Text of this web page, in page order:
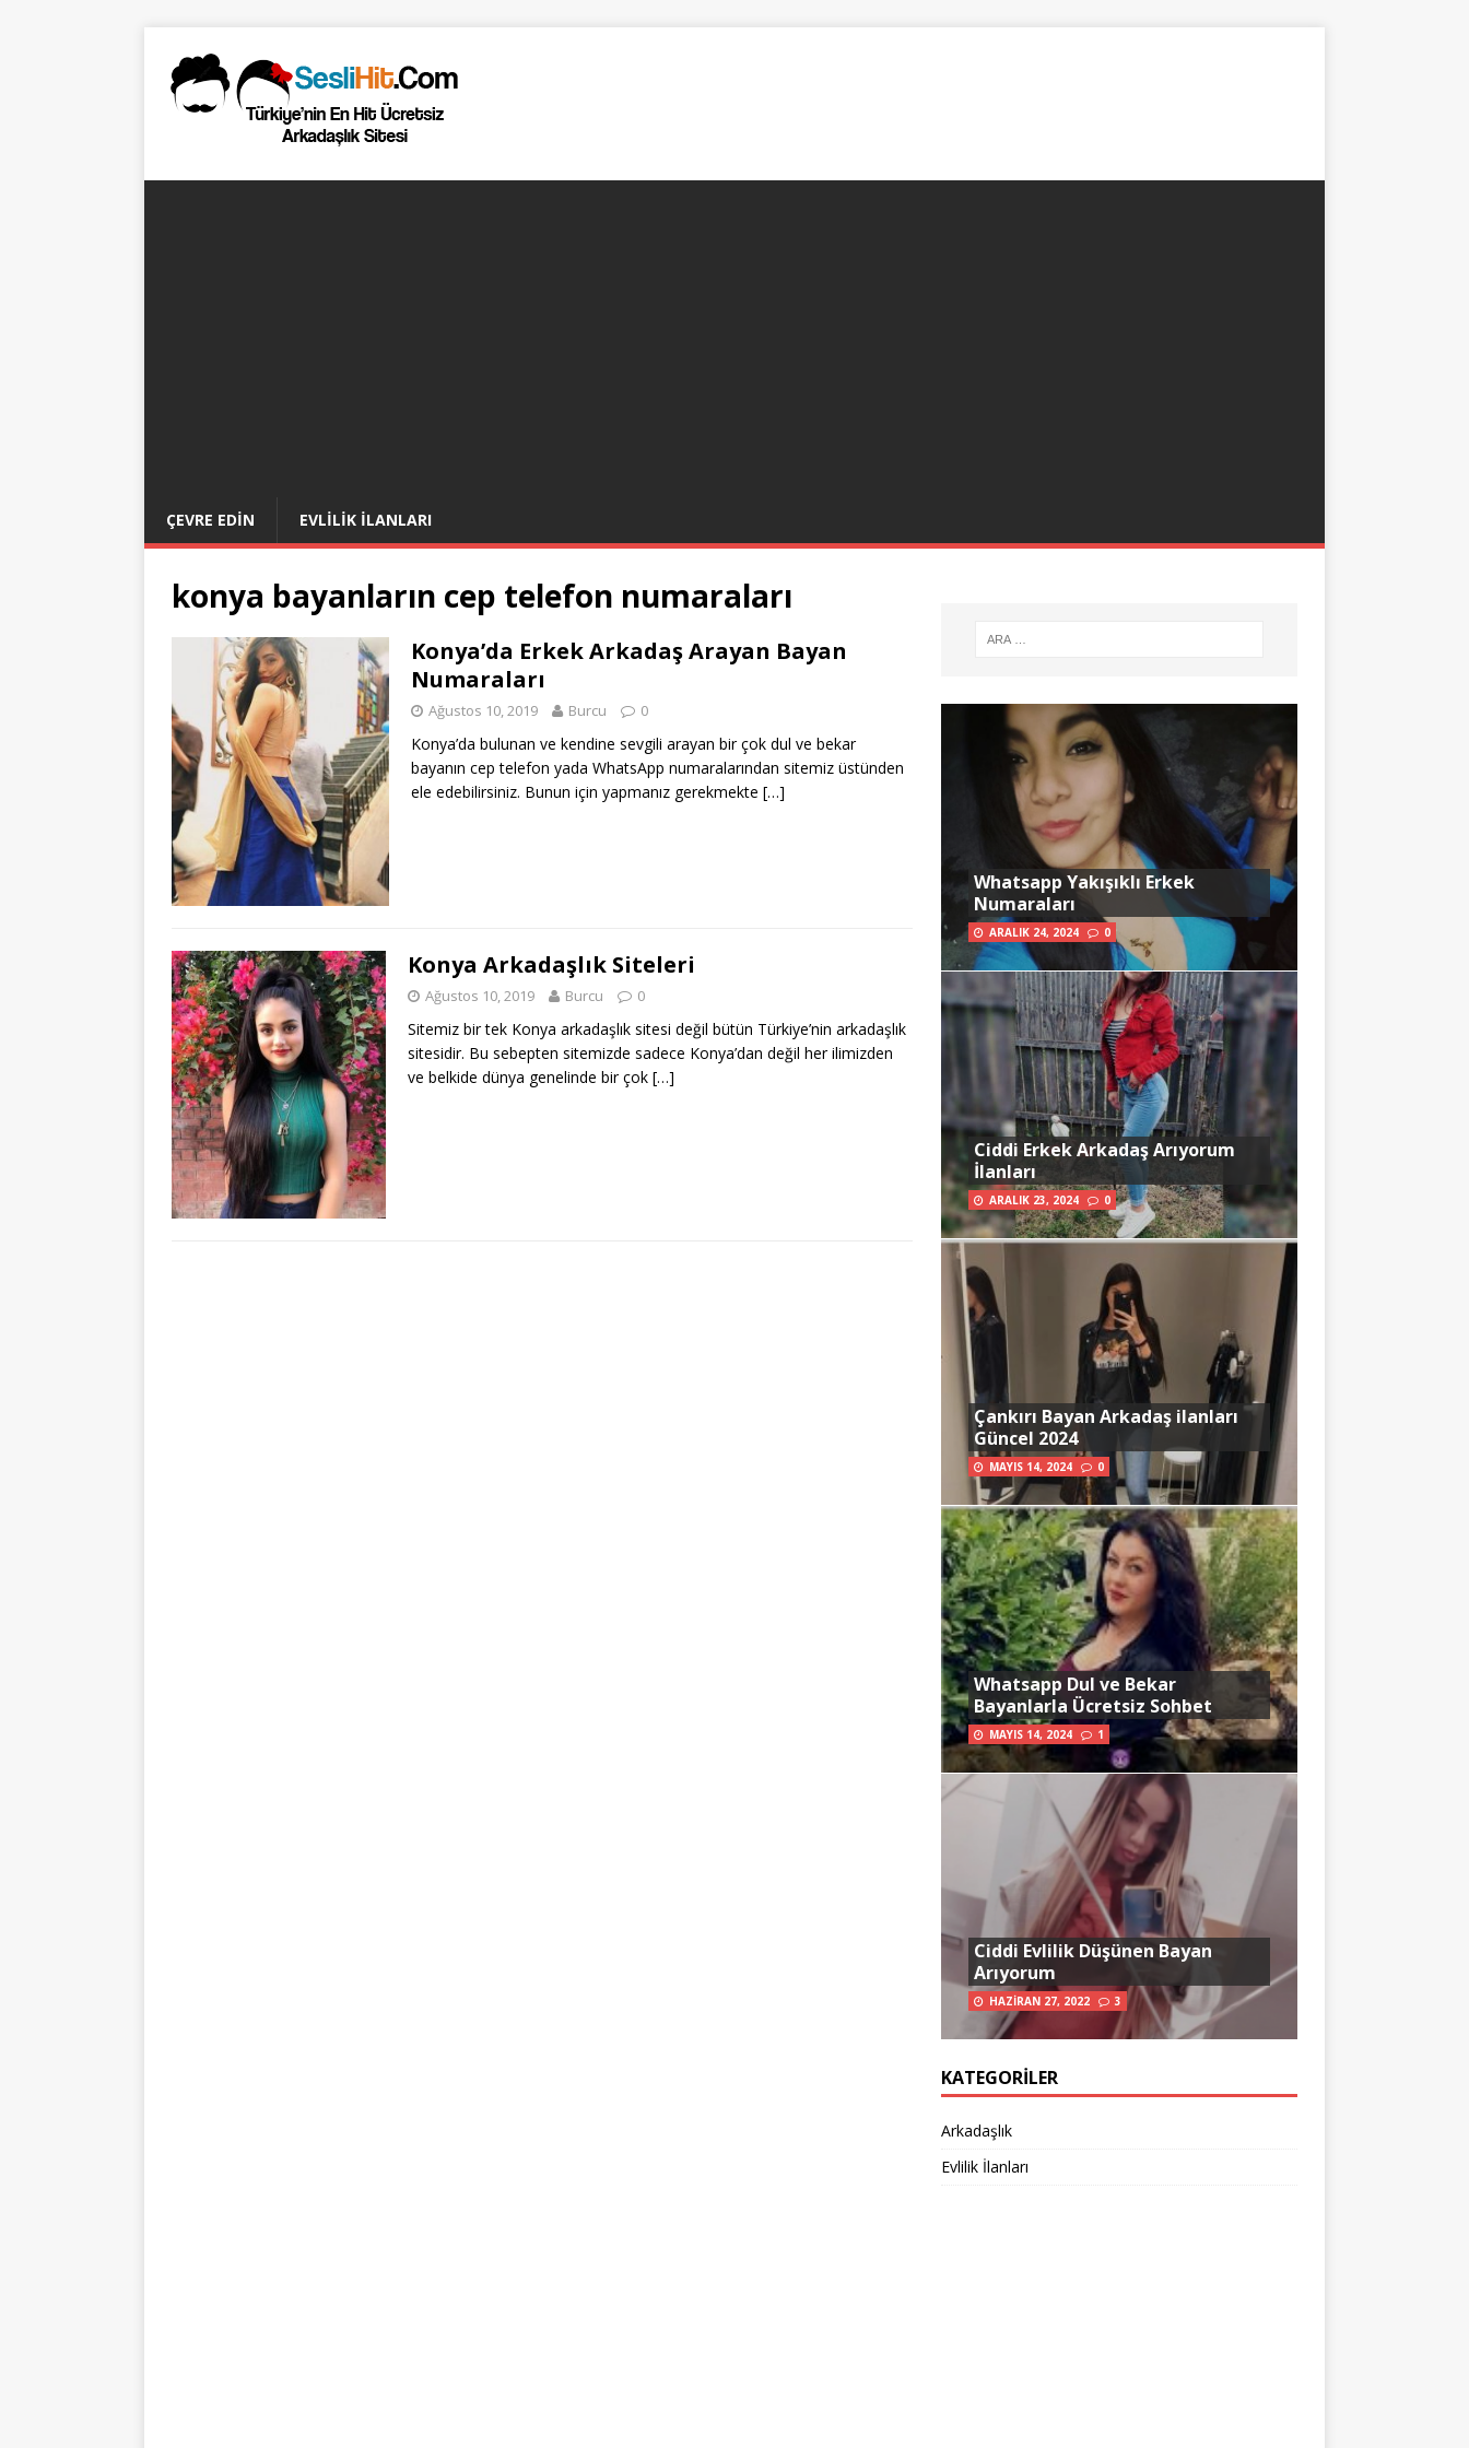
ÇEVRE EDIN EVLILIK İLANLARI
konya bayanların cep telefon numaraları
Konya’da Erkek Arkadaş Arayan Bayan
Numaraları
Ağustos 10, 2019 Burcu 0
Konya’da bulunan ve kendine sevgili arayan bir çok dul ve bekar
bayanın cep telefon yada WhatsApp numaralarından sitemiz üstünden
ele edebilirsiniz. Bunun için yapmanız gerekmekte […]
Konya Arkadaşlık Siteleri
Ağustos 10, 2019 Burcu 0
Sitemiz bir tek Konya arkadaşlık sitesi değil bütün Türkiye’nin arkadaşlık
sitesidir. Bu sebepten sitemizde sadece Konya’dan değil her ilimizden
ve belkide dünya genelinde bir çok […]
Whatsapp Yakışıklı Erkek
Numaraları
ARALIK 24, 2024 0
Ciddi Erkek Arkadaş Arıyorum
İlanları
ARALIK 23, 2024 0
Çankırı Bayan Arkadaş ilanları
Güncel 2024
MAYIS 14, 2024 0
Whatsapp Dul ve Bekar
Bayanlarla Ücretsiz Sohbet
MAYIS 14, 2024 1
Ciddi Evlilik Düşünen Bayan
Arıyorum
HAZIRAN 27, 2022 3
KATEGORILER
Arkadaşlık
Evlilik İlanları